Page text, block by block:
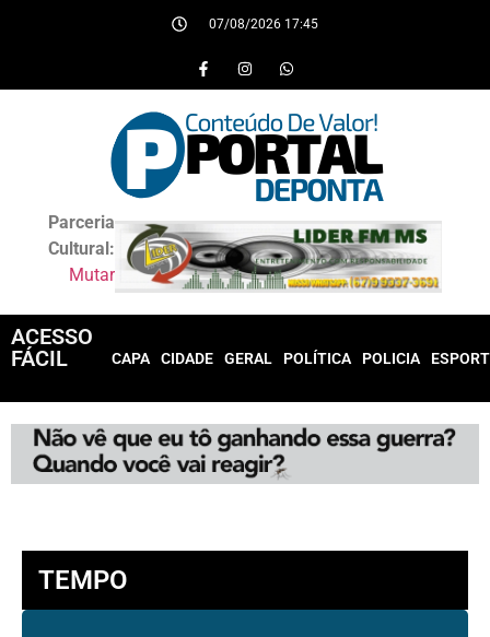
07/08/2026 17:45
Parceria
Cultural:
Mutar
ACESSO
FÁCIL
CAPA CIDADE GERAL POLÍTICA POLICIA
TEMPO